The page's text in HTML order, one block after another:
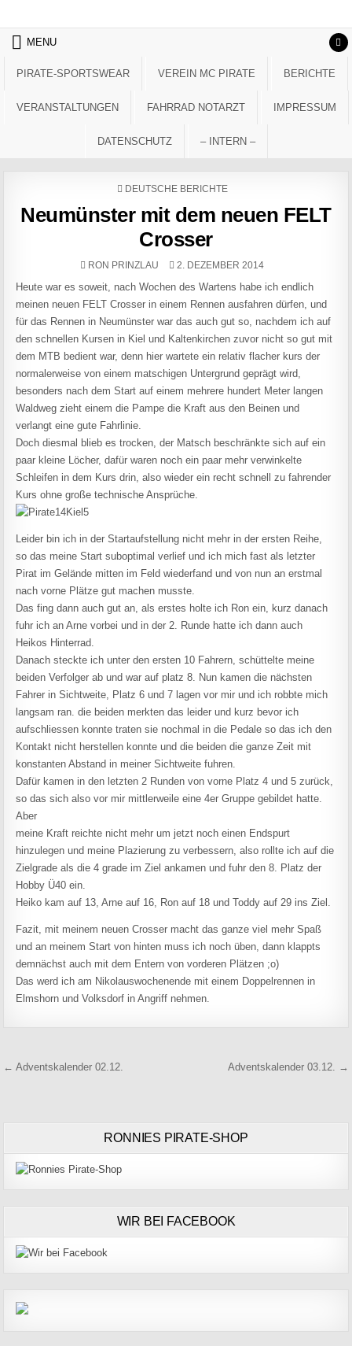
MENU
PIRATE-SPORTSWEAR VEREIN MC PIRATE BERICHTE
VERANSTALTUNGEN FAHRRAD NOTARZT IMPRESSUM
DATENSCHUTZ – INTERN –
POSTED IN
DEUTSCHE BERICHTE
Neumünster mit dem neuen FELT
Crosser
AUTHOR:
RON PRINZLAU PUBLISHED DATE:
2. DEZEMBER 2014
Heute war es soweit, nach Wochen des Wartens habe ich endlich
meinen neuen FELT Crosser in einem Rennen ausfahren dürfen, und
für das Rennen in Neumünster war das auch gut so, nachdem ich auf
den schnellen Kursen in Kiel und Kaltenkirchen zuvor nicht so gut mit
dem MTB bedient war, denn hier wartete ein relativ flacher kurs der
normalerweise von einem matschigen Untergrund geprägt wird,
besonders nach dem Start auf einem mehrere hundert Meter langen
Waldweg zieht einem die Pampe die Kraft aus den Beinen und
verlangt eine gute Fahrlinie.
Doch diesmal blieb es trocken, der Matsch beschränkte sich auf ein
paar kleine Löcher, dafür waren noch ein paar mehr verwinkelte
Schleifen in dem Kurs drin, also wieder ein recht schnell zu fahrender
Kurs ohne große technische Ansprüche.
Leider bin ich in der Startaufstellung nicht mehr in der ersten Reihe,
so das meine Start suboptimal verlief und ich mich fast als letzter
Pirat im Gelände mitten im Feld wiederfand und von nun an erstmal
nach vorne Plätze gut machen musste.
Das fing dann auch gut an, als erstes holte ich Ron ein, kurz danach
fuhr ich an Arne vorbei und in der 2. Runde hatte ich dann auch
Heikos Hinterrad.
Danach steckte ich unter den ersten 10 Fahrern, schüttelte meine
beiden Verfolger ab und war auf platz 8. Nun kamen die nächsten
Fahrer in Sichtweite, Platz 6 und 7 lagen vor mir und ich robbte mich
langsam ran. die beiden merkten das leider und kurz bevor ich
aufschliessen konnte traten sie nochmal in die Pedale so das ich den
Kontakt nicht herstellen konnte und die beiden die ganze Zeit mit
konstanten Abstand in meiner Sichtweite fuhren.
Dafür kamen in den letzten 2 Runden von vorne Platz 4 und 5 zurück,
so das sich also vor mir mittlerweile eine 4er Gruppe gebildet hatte.
Aber
meine Kraft reichte nicht mehr um jetzt noch einen Endspurt
hinzulegen und meine Plazierung zu verbessern, also rollte ich auf die
Zielgrade als die 4 grade im Ziel ankamen und fuhr den 8. Platz der
Hobby Ü40 ein.
Heiko kam auf 13, Arne auf 16, Ron auf 18 und Toddy auf 29 ins Ziel.
Fazit, mit meinem neuen Crosser macht das ganze viel mehr Spaß
und an meinem Start von hinten muss ich noch üben, dann klappts
demnächst auch mit dem Entern von vorderen Plätzen ;o)
Das werd ich am Nikolauswochenende mit einem Doppelrennen in
Elmshorn und Volksdorf in Angriff nehmen.
Beitragsnavigation
← Adventskalender 02.12. Adventskalender 03.12. →
RONNIES PIRATE-SHOP
WIR BEI FACEBOOK